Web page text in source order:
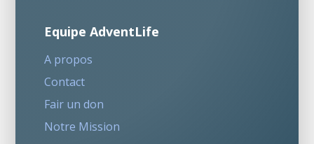
Equipe AdventLife
A propos
Contact
Fair un don
Notre Mission